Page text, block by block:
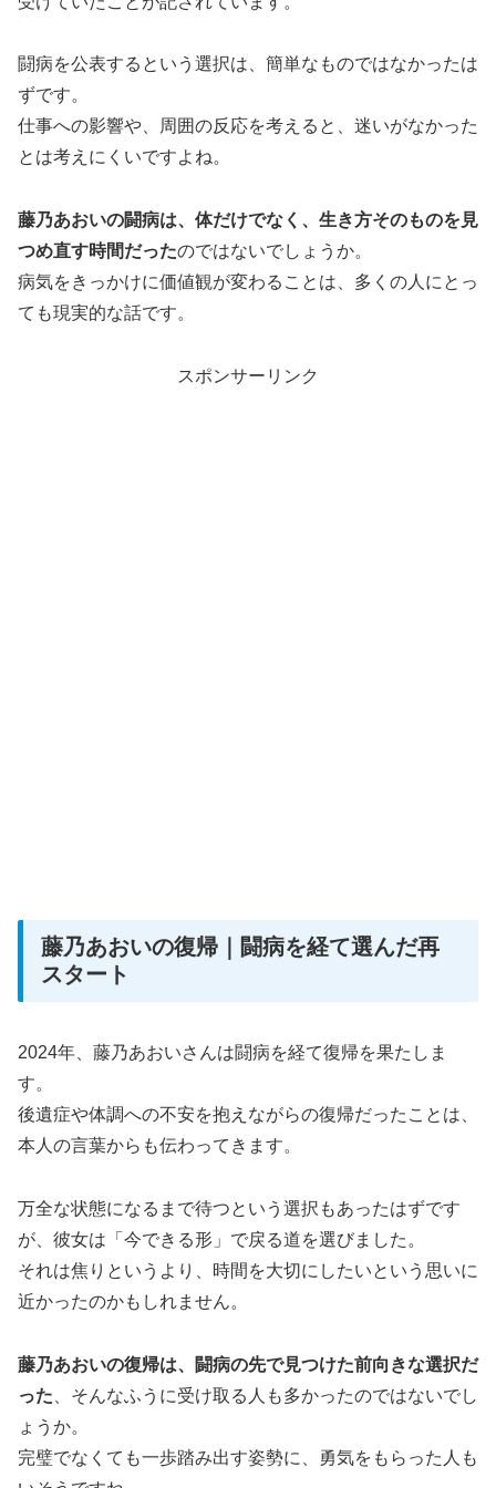
闘病を公表するという選択は、簡単なものではなかったは
ずです。
仕事への影響や、周囲の反応を考えると、迷いがなかった
とは考えにくいですよね。
藤乃あおいの闘病は、体だけでなく、生き方そのものを見
つめ直す時間だったのではないでしょうか。
病気をきっかけに価値観が変わることは、多くの人にとっ
ても現実的な話です。
スポンサーリンク
藤乃あおいの復帰｜闘病を経て選んだ再
スタート
2024年、藤乃あおいさんは闘病を経て復帰を果たしま
す。
後遺症や体調への不安を抱えながらの復帰だったことは、
本人の言葉からも伝わってきます。
万全な状態になるまで待つという選択もあったはずです
が、彼女は「今できる形」で戻る道を選びました。
それは焦りというより、時間を大切にしたいという思いに
近かったのかもしれません。
藤乃あおいの復帰は、闘病の先で見つけた前向きな選択だ
った 、そんなふうに受け取る人も多かったのではないでし
ょうか。
完璧でなくても一歩踏み出す姿勢に、勇気をもらった人も